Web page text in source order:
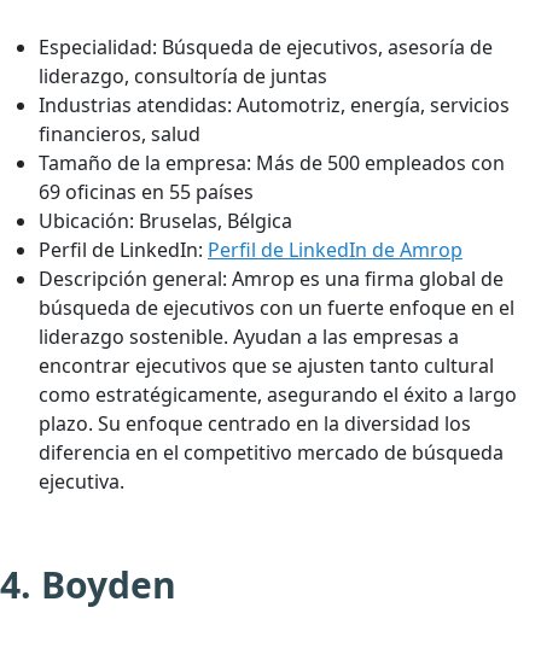
Especialidad: Búsqueda de ejecutivos, asesoría de
liderazgo, consultoría de juntas
Industrias atendidas: Automotriz, energía, servicios
financieros, salud
Tamaño de la empresa: Más de 500 empleados con
69 oficinas en 55 países
Ubicación: Bruselas, Bélgica
Perfil de LinkedIn: Perfil de LinkedIn de Amrop
Descripción general: Amrop es una firma global de
búsqueda de ejecutivos con un fuerte enfoque en el
liderazgo sostenible. Ayudan a las empresas a
encontrar ejecutivos que se ajusten tanto cultural
como estratégicamente, asegurando el éxito a largo
plazo. Su enfoque centrado en la diversidad los
diferencia en el competitivo mercado de búsqueda
ejecutiva.
4. Boyden